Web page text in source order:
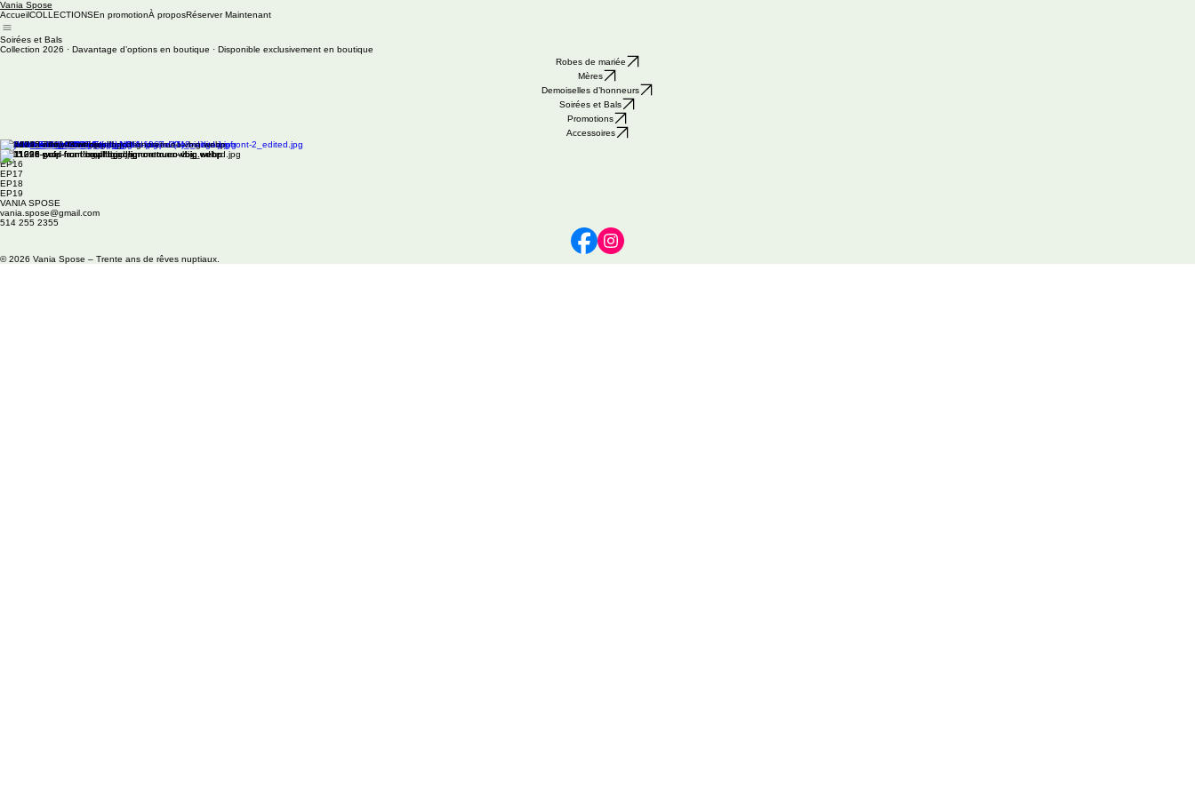
Vania Spose
AccueilCOLLECTIONSEn promotionÀ proposRéserver Maintenant
Soirées et Bals
Collection 2026 · Davantage d’options en boutique · Disponible exclusivement en boutique
Robes de mariée
Mères
Demoiselles d’honneurs
Soirées et Bals
Promotions
Accessoires
EP14
EP15
EP16
EP17
EP18
EP19
VANIA SPOSE
vania.spose@gmail.com
514 255 2355
© 2026 Vania Spose – Trente ans de rêves nuptiaux.